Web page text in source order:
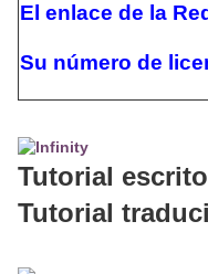
El enlace de la Red
Su número de
Tutorial
Tutorial